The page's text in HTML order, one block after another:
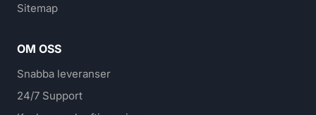
Sitemap
OM OSS
Snabba leveranser
24/7 Support